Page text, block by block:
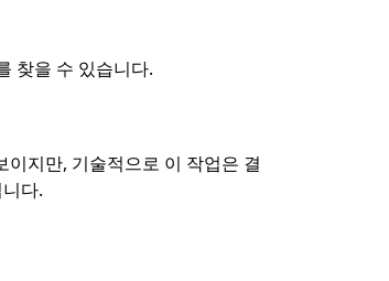
찾을 수 있습니다.
지만, 기술적으로 이 작업은 결
다.